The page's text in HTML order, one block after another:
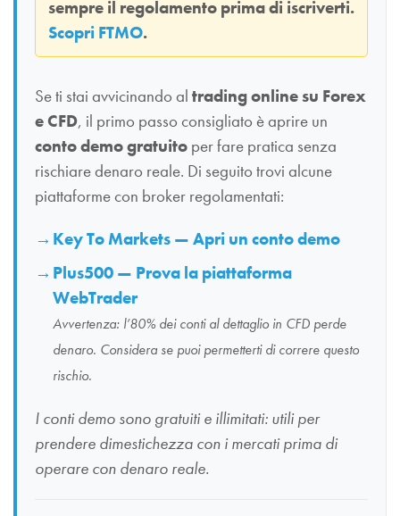
sempre il regolamento prima di iscriverti.
Scopri FTMO.
Se ti stai avvicinando al trading online su Forex
e CFD, il primo passo consigliato è aprire un
conto demo gratuito per fare pratica senza
rischiare denaro reale. Di seguito trovi alcune
piattaforme con broker regolamentati:
Key To Markets — Apri un conto demo
Plus500 — Prova la piattaforma
WebTrader
Avvertenza: l’80% dei conti al dettaglio in CFD perde
denaro. Considera se puoi permetterti di correre questo
rischio.
I conti demo sono gratuiti e illimitati: utili per
prendere dimestichezza con i mercati prima di
operare con denaro reale.